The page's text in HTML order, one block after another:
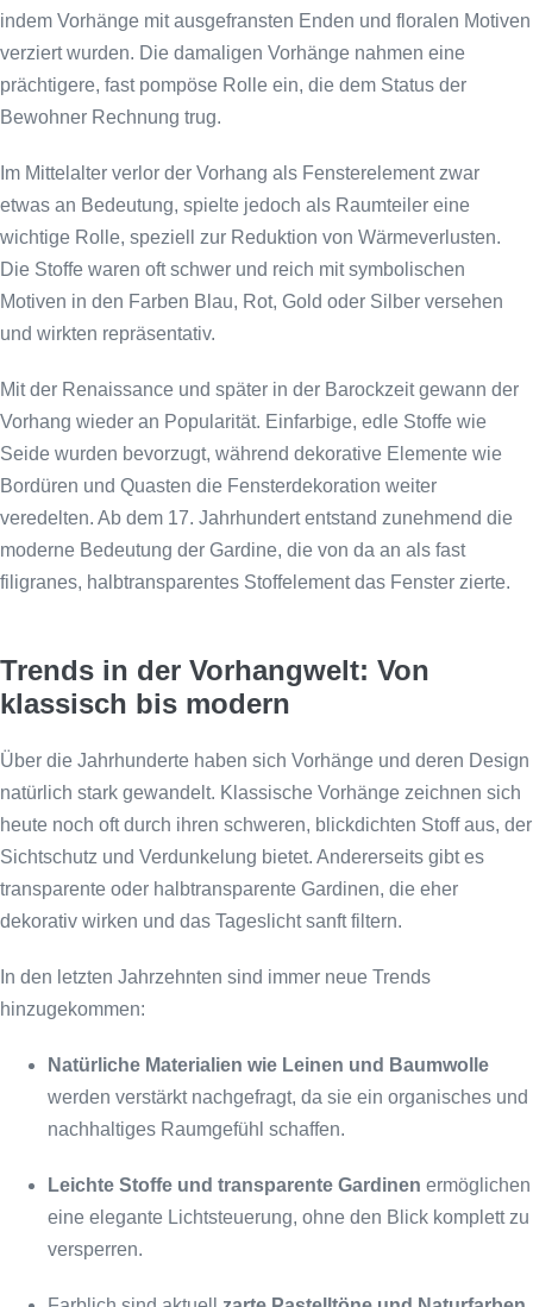
indem Vorhänge mit ausgefransten Enden und floralen Motiven
verziert wurden. Die damaligen Vorhänge nahmen eine
prächtigere, fast pompöse Rolle ein, die dem Status der
Bewohner Rechnung trug.
Im Mittelalter verlor der Vorhang als Fensterelement zwar
etwas an Bedeutung, spielte jedoch als Raumteiler eine
wichtige Rolle, speziell zur Reduktion von Wärmeverlusten.
Die Stoffe waren oft schwer und reich mit symbolischen
Motiven in den Farben Blau, Rot, Gold oder Silber versehen
und wirkten repräsentativ.
Mit der Renaissance und später in der Barockzeit gewann der
Vorhang wieder an Popularität. Einfarbige, edle Stoffe wie
Seide wurden bevorzugt, während dekorative Elemente wie
Bordüren und Quasten die Fensterdekoration weiter
veredelten. Ab dem 17. Jahrhundert entstand zunehmend die
moderne Bedeutung der Gardine, die von da an als fast
filigranes, halbtransparentes Stoffelement das Fenster zierte.
Trends in der Vorhangwelt: Von
klassisch bis modern
Über die Jahrhunderte haben sich Vorhänge und deren Design
natürlich stark gewandelt. Klassische Vorhänge zeichnen sich
heute noch oft durch ihren schweren, blickdichten Stoff aus, der
Sichtschutz und Verdunkelung bietet. Andererseits gibt es
transparente oder halbtransparente Gardinen, die eher
dekorativ wirken und das Tageslicht sanft filtern.
In den letzten Jahrzehnten sind immer neue Trends
hinzugekommen:
Natürliche Materialien wie Leinen und Baumwolle
werden verstärkt nachgefragt, da sie ein organisches und
nachhaltiges Raumgefühl schaffen.
Leichte Stoffe und transparente Gardinen ermöglichen
eine elegante Lichtsteuerung, ohne den Blick komplett zu
versperren.